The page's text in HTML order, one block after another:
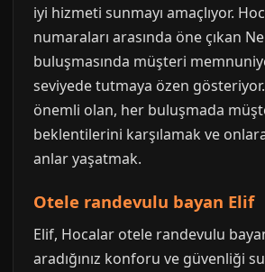
iyi hizmeti sunmayı amaçlıyor.
numaraları arasında öne çıkan
buluşmasında müşteri
seviyede tutmaya özen
önemli olan, her buluşmada
beklentilerini karşılamak ve
anlar yaşatmak.
Otele randevulu bayan Elif
Elif, Hocalar otele randevulu
aradığınız konforu ve güvenliği